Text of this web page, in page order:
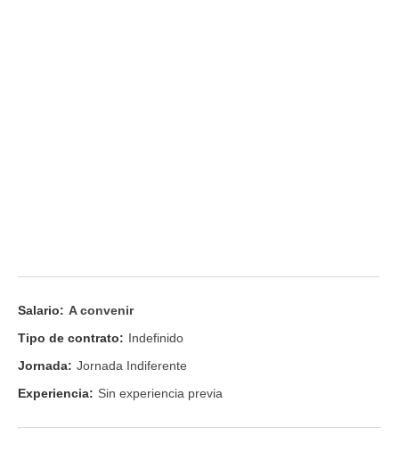
Salario: A convenir
Tipo de contrato: Indefinido
Jornada: Jornada Indiferente
Experiencia: Sin experiencia previa